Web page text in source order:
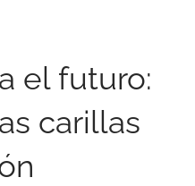
el futuro:
carillas